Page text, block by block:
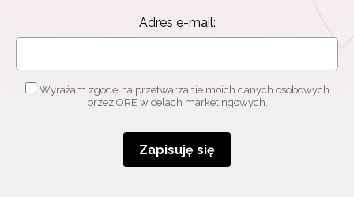
Adres e-mail:
Wyrażam zgodę na przetwarzanie moich danych osobowych
przez ORE w celach marketingowych.
Zapisuję się